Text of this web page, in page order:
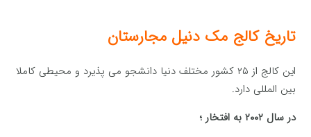
تاریخ کالج مک دنیل مجارستان
این کالج از ۲۵ کشور مختلف دنیا دانشجو می پذیرد و محیطی کاملا
بین المللی دارد.
در سال ۲۰۰۲ به افتخار ؛